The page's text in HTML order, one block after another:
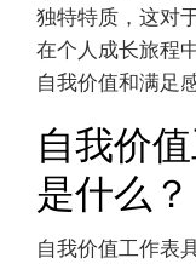
独特特质，这对
在个人成长旅程
自我价值和满足感
自我价
是什么？
自我价值工作表